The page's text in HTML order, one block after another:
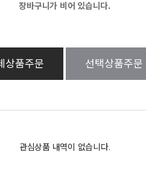
장바구니가 비어 있습니다.
상품주문 선택상품주문
관심상품 내역이 없습니다.